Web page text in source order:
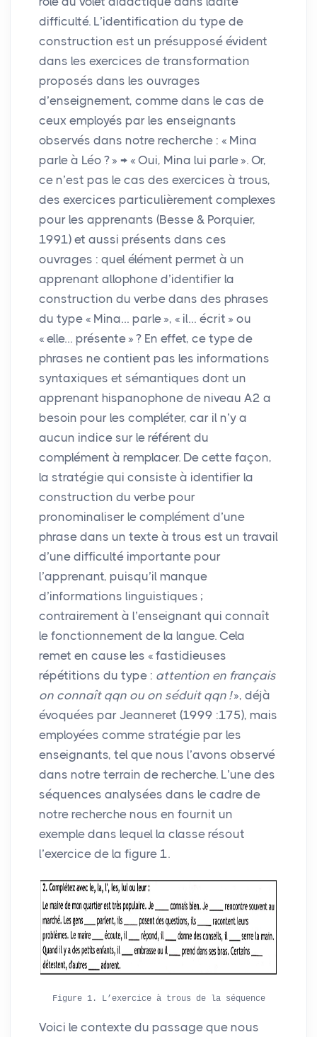
difficulté. L’identification du type de
construction est un présupposé évident
dans les exercices de transformation
proposés dans les ouvrages
d’enseignement, comme dans le cas de
ceux employés par les enseignants
observés dans notre recherche : « Mina
parle à Léo ? » → « Oui, Mina lui parle ». Or,
ce n’est pas le cas des exercices à trous,
des exercices particulièrement complexes
pour les apprenants (Besse & Porquier,
1991) et aussi présents dans ces
ouvrages : quel élément permet à un
apprenant allophone d’identifier la
construction du verbe dans des phrases
du type « Mina… parle », « il… écrit » ou
« elle… présente » ? En effet, ce type de
phrases ne contient pas les informations
syntaxiques et sémantiques dont un
apprenant hispanophone de niveau A2 a
besoin pour les compléter, car il n’y a
aucun indice sur le référent du
complément à remplacer. De cette façon,
la stratégie qui consiste à identifier la
construction du verbe pour
pronominaliser le complément d’une
phrase dans un texte à trous est un travail
d’une difficulté importante pour
l’apprenant, puisqu’il manque
d’informations linguistiques ;
contrairement à l’enseignant qui connaît
le fonctionnement de la langue. Cela
remet en cause les « fastidieuses
répétitions du type : attention en français
on connaît qqn ou on séduit qqn ! », déjà
évoquées par Jeanneret (1999 :175), mais
employées comme stratégie par les
enseignants, tel que nous l’avons observé
dans notre terrain de recherche. L’une des
séquences analysées dans le cadre de
notre recherche nous en fournit un
exemple dans lequel la classe résout
l’exercice de la figure 1.
Figure 1. L’exercice à trous de la séquence
Voici le contexte du passage que nous